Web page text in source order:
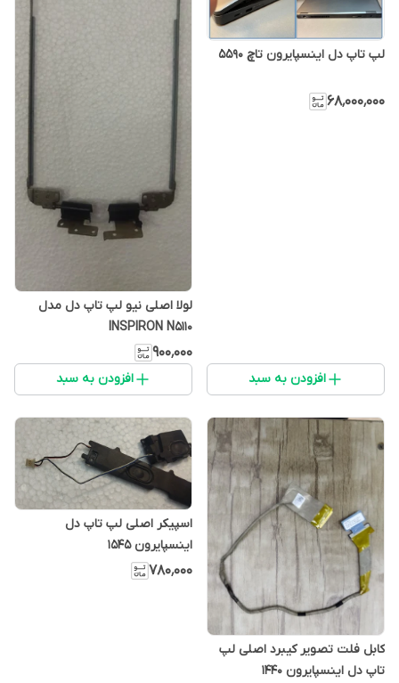
لپ تاپ دل اینسپایرون تاچ 5590
۶۸٬۰۰۰٬۰۰۰
افزودن به سبد
لولا اصلی نیو لپ تاپ دل مدل
INSPIRON N5110
۹۰۰٬۰۰۰
افزودن به سبد
کابل فلت تصویر کیبرد اصلی لپ
تاپ دل اینسپایرون 1440
اسپیکر اصلی لپ تاپ دل
اینسپایرون 1545
۷۸۰٬۰۰۰